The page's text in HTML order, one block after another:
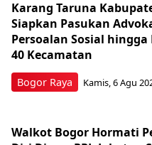
Bogor Raya
Karang Taruna
Siapkan Pasukan
Persoalan Sosial
40 Kecamatan
Kamis, 6 Agu
Walkot Bogor Hormati